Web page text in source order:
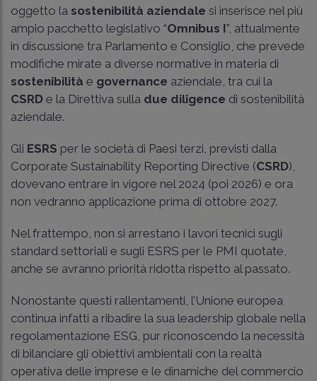
oggetto la sostenibilità aziendale si inserisce nel più
ampio pacchetto legislativo “Omnibus I”, attualmente
in discussione tra Parlamento e Consiglio, che prevede
modifiche mirate a diverse normative in materia di
sostenibilità e governance aziendale, tra cui la
CSRD e la Direttiva sulla due diligence di sostenibilità
aziendale.
Gli ESRS per le società di Paesi terzi, previsti dalla
Corporate Sustainability Reporting Directive (CSRD),
dovevano entrare in vigore nel 2024 (poi 2026) e ora
non vedranno applicazione prima di ottobre 2027.
Nel frattempo, non si arrestano i lavori tecnici sugli
standard settoriali e sugli ESRS per le PMI quotate,
anche se avranno priorità ridotta rispetto al passato.
Nonostante questi rallentamenti, l’Unione europea
continua infatti a ribadire la sua leadership globale nella
regolamentazione ESG, pur riconoscendo la necessità
di bilanciare gli obiettivi ambientali con la realtà
operativa delle imprese e le dinamiche del commercio